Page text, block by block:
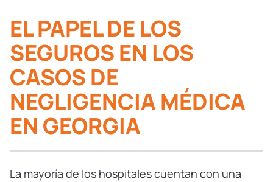
EL PAPEL DE LOS
SEGUROS EN LOS
CASOS DE
NEGLIGENCIA MÉDICA
EN GEORGIA
La mayoría de los hospitales cuentan con una